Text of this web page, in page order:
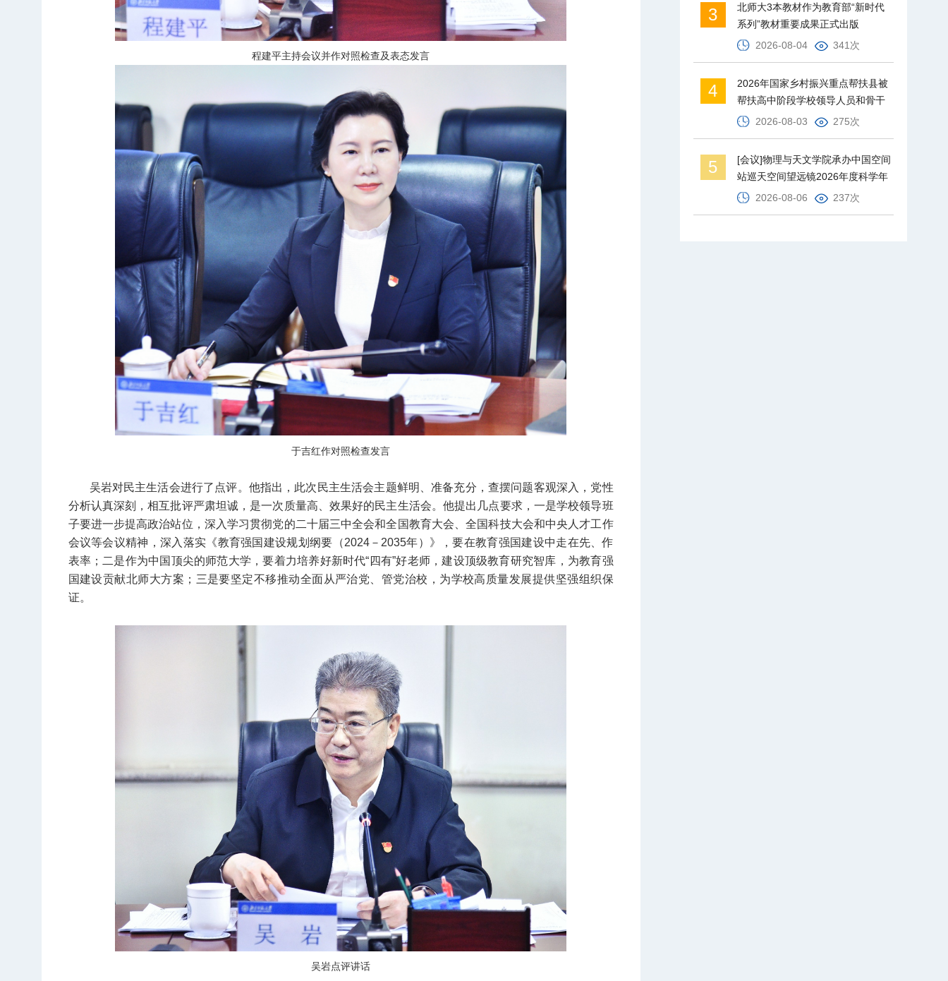
程建平主持会议并作对照检查及表态发言
于吉红作对照检查发言
吴岩对民主生活会进行了点评。他指出，此次民主生活会主题鲜明、准备充分，查摆问题客观深入，党性
分析认真深刻，相互批评严肃坦诚，是一次质量高、效果好的民主生活会。他提出几点要求，一是学校领导班
子要进一步提高政治站位，深入学习贯彻党的二十届三中全会和全国教育大会、全国科技大会和中央人才工作
会议等会议精神，深入落实《教育强国建设规划纲要（2024－2035年）》，要在教育强国建设中走在先、作
表率；二是作为中国顶尖的师范大学，要着力培养好新时代“四有”好老师，建设顶级教育研究智库，为教育强
国建设贡献北师大方案；三是要坚定不移推动全面从严治党、管党治校，为学校高质量发展提供坚强组织保
证。
吴岩点评讲话
3
北师大3本教材作为教育部“新时代
系列”教材重要成果正式出版
2026-08-04
341次
4
2026年国家乡村振兴重点帮扶县被
帮扶高中阶段学校领导人员和骨干
教师培训班在北京师范大学举办
2026-08-03 275次
5
[会议]物理与天文学院承办中国空间
站巡天空间望远镜2026年度科学年
会
2026-08-06 237次